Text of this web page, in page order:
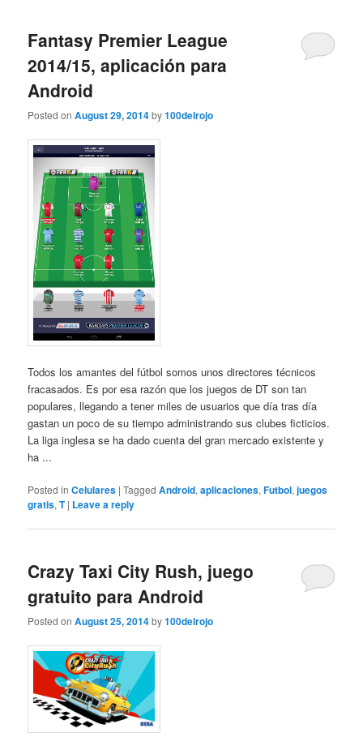
Fantasy Premier League
2014/15, aplicación para
Android
Posted onAugust 29, 2014by100delrojo
Todos los amantes del fútbol somos unos directores técnicos
fracasados. Es por esa razón que los juegos de DT son tan
populares, llegando a tener miles de usuarios que día tras día
gastan un poco de su tiempo administrando sus clubes ficticios.
La liga inglesa se ha dado cuenta del gran mercado existente y
ha ...
Posted in Celulares |Tagged Android,aplicaciones,Futbol,juegos
gratis,T | Leave a reply
Crazy Taxi City Rush, juego
gratuito para Android
Posted onAugust 25, 2014by100delrojo